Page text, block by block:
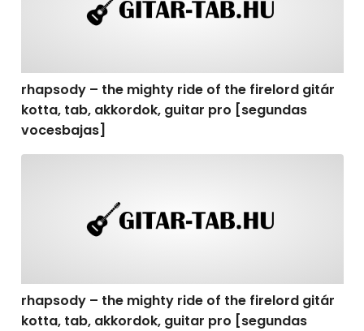
rhapsody – the mighty ride of the firelord gitár
kotta, tab, akkordok, guitar pro [segundas
vocesbajas]
rhapsody – the mighty ride of the firelord gitár
kotta, tab, akkordok, guitar pro [segundas